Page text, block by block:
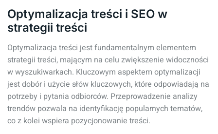
Optymalizacja treści i SEO w
strategii treści
Optymalizacja treści jest fundamentalnym elementem
strategii treści, mającym na celu zwiększenie widoczności
w wyszukiwarkach. Kluczowym aspektem optymalizacji
jest dobór i użycie słów kluczowych, które odpowiadają na
potrzeby i pytania odbiorców. Przeprowadzenie analizy
trendów pozwala na identyfikację popularnych tematów,
co z kolei wspiera pozycjonowanie treści.